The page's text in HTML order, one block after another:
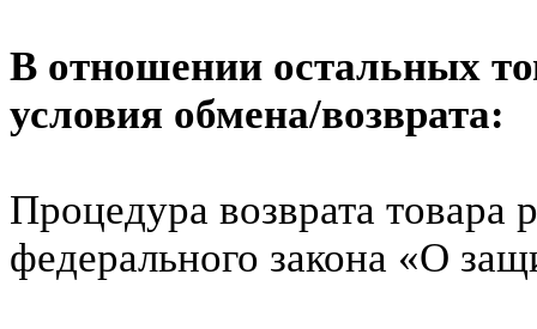
В отношении остальных
условия обмена/возврата:
Процедура возврата товара
федерального закона «О